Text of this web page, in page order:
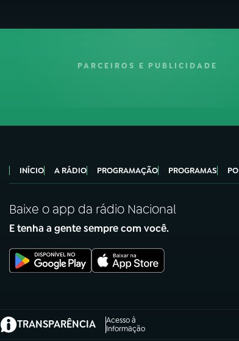
PARCEIROS E PUBLICIDADE
INÍCIO A RÁDIO PROGRAMAÇÃO PROGRAMAS
Baixe o app da rádio Nacional
E tenha a gente sempre com você.
TRANSPARÊNCIA
Acesso à
Informação
(abre em nova aba)